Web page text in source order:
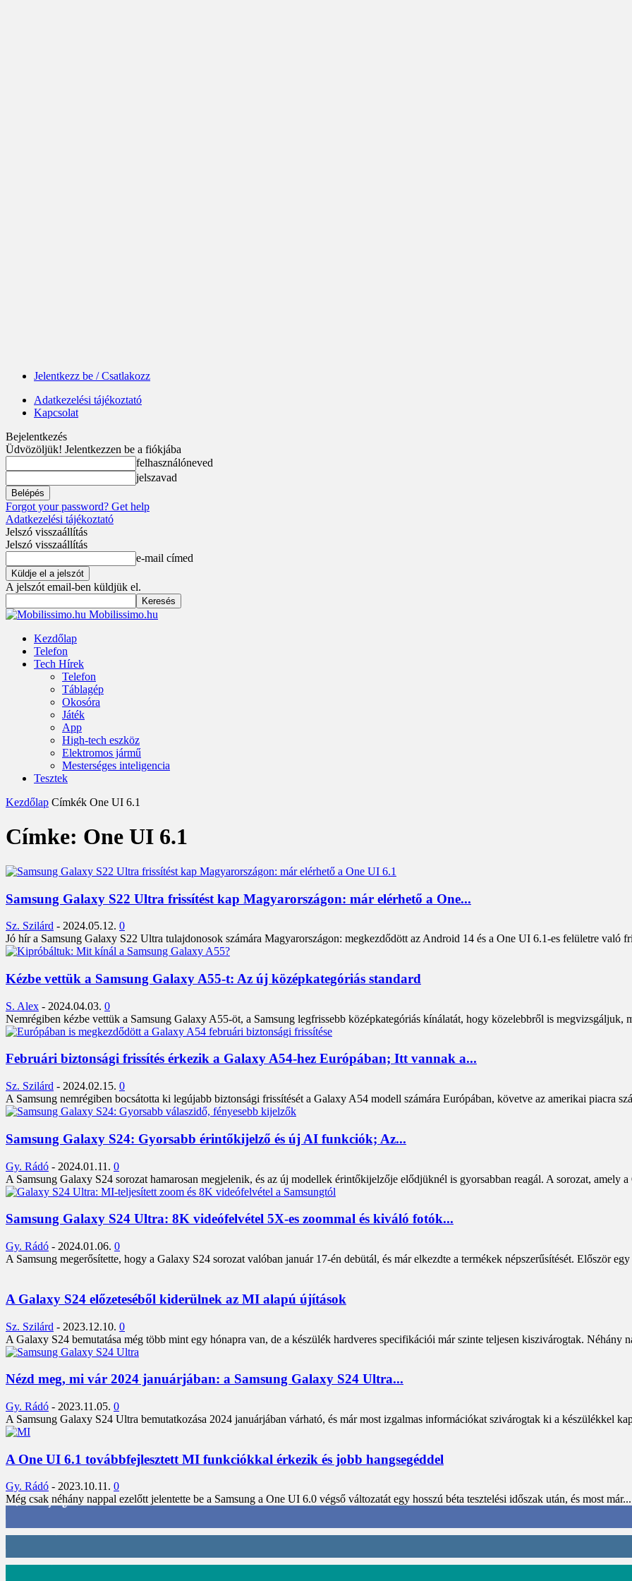
Jelentkezz be / Csatlakozz
Adatkezelési tájékoztató
Kapcsolat
Bejelentkezés
Üdvözöljük! Jelentkezzen be a fiókjába
felhasználóneved
jelszavad
Forgot your password? Get help
Adatkezelési tájékoztató
Jelszó visszaállítás
Jelszó visszaállítás
e-mail címed
A jelszót email-ben küldjük el.
Mobilissimo.hu
Kezdőlap
Telefon
Tech Hírek
Telefon
Táblagép
Okosóra
Játék
App
High-tech eszköz
Elektromos jármű
Mesterséges inteligencia
Tesztek
Kezdőlap Címkék One UI 6.1
Címke: One UI 6.1
Samsung Galaxy S22 Ultra frissítést kap Magyarországon: már elérhető a One...
Sz. Szilárd - 2024.05.12. 0
Jó hír a Samsung Galaxy S22 Ultra tulajdonosok számára Magyarországon: megkezdődött az Android 14 és a One UI 6.1-es felületre való
Kézbe vettük a Samsung Galaxy A55-t: Az új középkategóriás standard
S. Alex - 2024.04.03. 0
Nemrégiben kézbe vettük a Samsung Galaxy A55-öt, a Samsung legfrissebb középkategóriás kínálatát, hogy közelebbről is megvizsgáljuk,
Februári biztonsági frissítés érkezik a Galaxy A54-hez Európában; Itt vannak a...
Sz. Szilárd - 2024.02.15. 0
A Samsung nemrégiben bocsátotta ki legújabb biztonsági frissítését a Galaxy A54 modell számára Európában, követve az amerikai piacra
Samsung Galaxy S24: Gyorsabb érintőkijelző és új AI funkciók; Az...
Gy. Rádó - 2024.01.11. 0
A Samsung Galaxy S24 sorozat hamarosan megjelenik, és az új modellek érintőkijelzője elődjüknél is gyorsabban reagál. A sorozat, amely
Samsung Galaxy S24 Ultra: 8K videófelvétel 5X-es zoommal és kiváló fotók...
Gy. Rádó - 2024.01.06. 0
A Samsung megerősítette, hogy a Galaxy S24 sorozat valóban január 17-én debütál, és már elkezdte a termékek népszerűsítését. Először
A Galaxy S24 előzeteséből kiderülnek az MI alapú újítások
Sz. Szilárd - 2023.12.10. 0
A Galaxy S24 bemutatása még több mint egy hónapra van, de a készülék hardveres specifikációi már szinte teljesen kiszivárogtak. Néhány
Nézd meg, mi vár 2024 januárjában: a Samsung Galaxy S24 Ultra...
Gy. Rádó - 2023.11.05. 0
A Samsung Galaxy S24 Ultra bemutatkozása 2024 januárjában várható, és már most izgalmas információkat szivárogtak ki a készülékkel
A One UI 6.1 továbbfejlesztett MI funkciókkal érkezik és jobb hangsegéddel
Gy. Rádó - 2023.10.11. 0
Még csak néhány nappal ezelőtt jelentette be a Samsung a One UI 6.0 végső változatát egy hosszú béta tesztelési időszak után, és most már...
3,452 Rajongók